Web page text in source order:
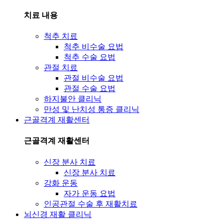
치료 내용
척추 치료
척추 비수술 요법
척추 수술 요법
관절 치료
관절 비수술 요법
관절 수술 요법
하지불안 클리닉
만성 및 난치성 통증 클리닉
근골격계 재활센터
근골격계 재활센터
신장 분사 치료
신장 분사 치료
강화 운동
자가 운동 요법
인공관절 수술 후 재활치료
뇌신경 재활 클리닉